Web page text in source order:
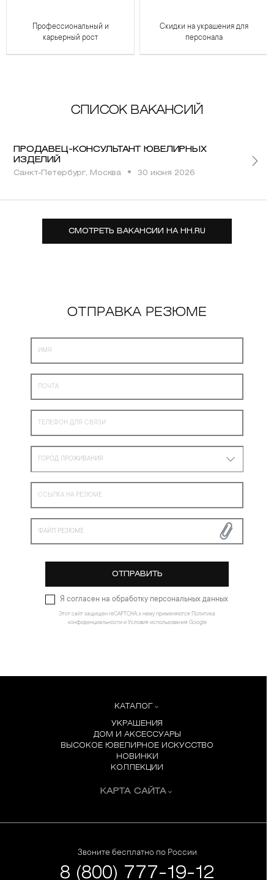
Профессиональный и
карьерный рост
Скидки на украшения для
персонала
СПИСОК ВАКАНСИЙ
ПРОДАВЕЦ-КОНСУЛЬТАНТ ЮВЕЛИРНЫХ
ИЗДЕЛИЙ
Санкт-Петербург, Москва • 30 июня 2026
СМОТРЕТЬ ВАКАНСИИ НА HH.RU
ОТПРАВКА РЕЗЮМЕ
ГОРОД ПРОЖИВАНИЯ
ФАЙЛ РЕЗЮМЕ
ОТПРАВИТЬ
Я согласен на обработку персональных данных
Этот сайт защищен reCAPTCHA, к нему применяются
Политика
конфиденциальностии Условия использования Google
КАТАЛОГ
УКРАШЕНИЯ
ДОМ И АКСЕССУАРЫ
ВЫСОКОЕ ЮВЕЛИРНОЕ ИСКУССТВО
НОВИНКИ
КОЛЛЕКЦИИ
КАРТА САЙТА
Звоните бесплатно по России
8 (800) 777-19-12